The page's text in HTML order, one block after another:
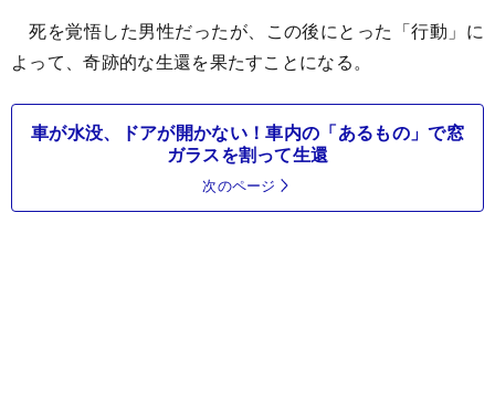
死を覚悟した男性だったが、この後にとった「行動」に
よって、奇跡的な生還を果たすことになる。
車が水没、ドアが開かない！車内の「あるもの」で窓
ガラスを割って生還
次のページ